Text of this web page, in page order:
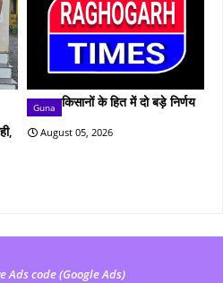
Guna किसानों के हित में दो बड़े निर्णय
August 05, 2026
Ads code (Google Ads)